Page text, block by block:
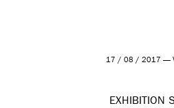
17 / 08 / 2017 —
EXHIBITION